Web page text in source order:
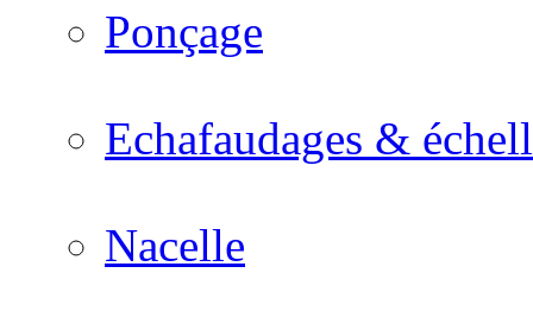
Ponçage
Echafaudages &
Nacelle